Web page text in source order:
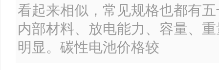
看起来相似，常见规格也都有
内部材料、放电能力、容量、
明显。碳性电池价格较